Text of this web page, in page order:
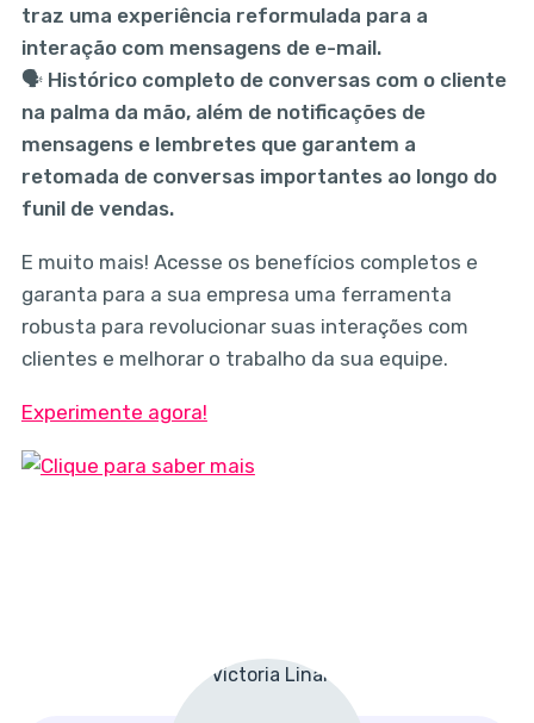
traz uma experiência reformulada para a
interação com mensagens de e-mail.
🗣️ Histórico completo de conversas com o cliente
na palma da mão, além de notificações de
mensagens e lembretes que garantem a
retomada de conversas importantes ao longo do
funil de vendas.
E muito mais! Acesse os benefícios completos e
garanta para a sua empresa uma ferramenta
robusta para revolucionar suas interações com
clientes e melhorar o trabalho da sua equipe.
Experimente agora!